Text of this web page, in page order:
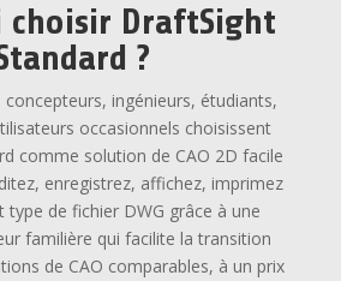
choisir DraftSight
?
concepteurs, ingénieurs, étudiants,
occasionnels choisissent
comme solution de CAO 2D facile
enregistrez, affichez, imprimez
de fichier DWG grâce à une
familière qui facilite la transition
de CAO comparables, à un prix